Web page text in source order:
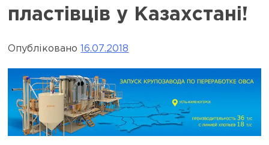
пластівців у Казахстані!
Опубліковано 16.07.2018